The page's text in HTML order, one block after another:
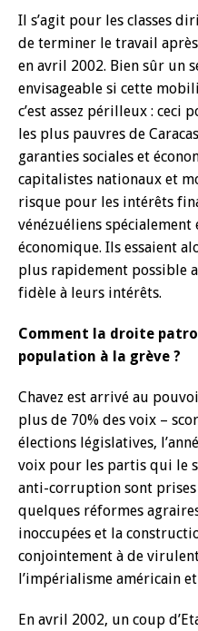
Il s’agit pour les classes
de terminer le travail après
en avril 2002. Bien sûr un
envisageable si cette
c’est assez périlleux :
les plus pauvres de
garanties sociales et
capitalistes nationaux et
risque pour les intérêts
vénézuéliens
économique. Ils essaient
plus rapidement possible
fidèle à leurs intérêts.
Comment la droite
population à la grève ?
Chavez est arrivé au
plus de 70% des voix –
élections législatives,
voix pour les partis qui le
anti-corruption sont
quelques réformes
inoccupées et la
conjointement à de
l’impérialisme américain
En avril 2002, un coup